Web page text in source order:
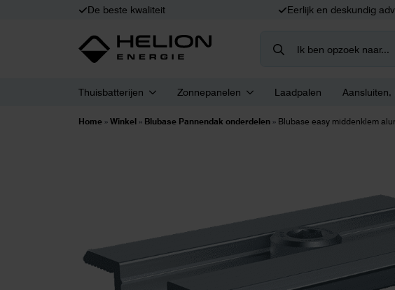
De beste kwaliteit Eerlijk en deskundig
for:
Thuisbatterijen Zonnepanelen Laadpalen Aansluiten,
Home » Winkel » Blubase Pannendak onderdelen » Blubase easy middenklem